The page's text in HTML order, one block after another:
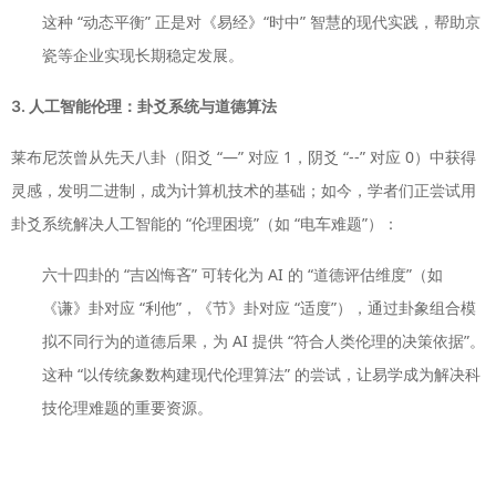
这种 “动态平衡” 正是对《易经》“时中” 智慧的现代实践，帮助京
瓷等企业实现长期稳定发展。
3. 人工智能伦理：卦爻系统与道德算法
莱布尼茨曾从先天八卦（阳爻 “—” 对应 1，阴爻 “--” 对应 0）中获得
灵感，发明二进制，成为计算机技术的基础；如今，学者们正尝试用
卦爻系统解决人工智能的 “伦理困境”（如 “电车难题”）：
六十四卦的 “吉凶悔吝” 可转化为 AI 的 “道德评估维度”（如
《谦》卦对应 “利他”，《节》卦对应 “适度”），通过卦象组合模
拟不同行为的道德后果，为 AI 提供 “符合人类伦理的决策依据”。
这种 “以传统象数构建现代伦理算法” 的尝试，让易学成为解决科
技伦理难题的重要资源。